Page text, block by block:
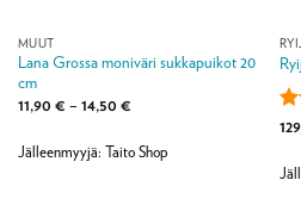
MUUT
Lana Grossa moniväri sukkapuikot 20
cm
11,90 € – 14,50 €Hintaluokka:
14,50 €
Jälleenmyyjä: Taito Shop
4